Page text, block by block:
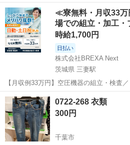
みしませんか？ 家電、趣味・スポーツ・
衣料服飾品、生活雑貨、家具、本、CD・
ち込めます！ ※詳細はこ...
千葉 千葉市 ジーンズ/デニム
≪寮無料・月収33
場での組立・加工・
時給1,700円
日払い
株式会社BREXA Next
茨城県 三妻駅
【月収例33万円】空圧機器の組立・検査
無料の社宅付き◎ 人気の工場のお仕事 ◇空気圧制御機器製品の組立・
検査作業◇ ・調整機器の組立作業 ★工場未経験者でも安心して働ける
環境になります。 ★細...
茨城 常総市 その他
0722-268 衣類
300円
千葉市